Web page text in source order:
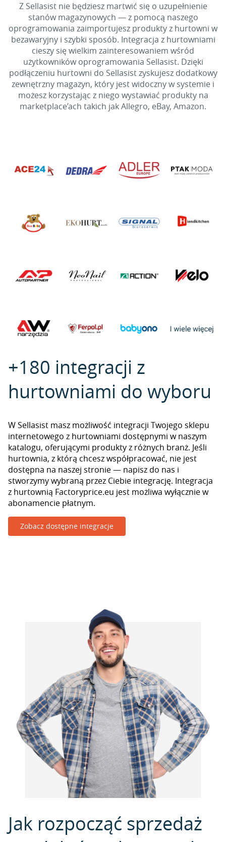
Z Sellasist nie będziesz martwić się o uzupełnienie
stanów magazynowych — z pomocą naszego
oprogramowania zaimportujesz produkty z hurtowni w
bezawaryjny i szybki sposób. Integracja z hurtowniami
cieszy się wielkim zainteresowaniem wśród
użytkowników oprogramowania Sellasist. Dzięki
podłączeniu hurtowni do Sellasist zyskujesz dodatkowy
zewnętrzny magazyn, który jest widoczny w systemie i
możesz korzystając z niego wystawiać produkty na
marketplace’ach takich jak Allegro, eBay, Amazon.
+180 integracji z
hurtowniami do wyboru
W Sellasist masz możliwość integracji Twojego sklepu
internetowego z hurtowniami dostępnymi w naszym
katalogu, oferującymi produkty z różnych branż. Jeśli
hurtownia, z którą chcesz współpracować, nie jest
dostępna na naszej stronie — napisz do nas i
stworzymy wybraną przez Ciebie integrację. Integracja
z hurtownią Factoryprice.eu jest możliwa wyłącznie w
abonamencie płatnym.
Zobacz dostępne integracje
Jak rozpocząć sprzedaż